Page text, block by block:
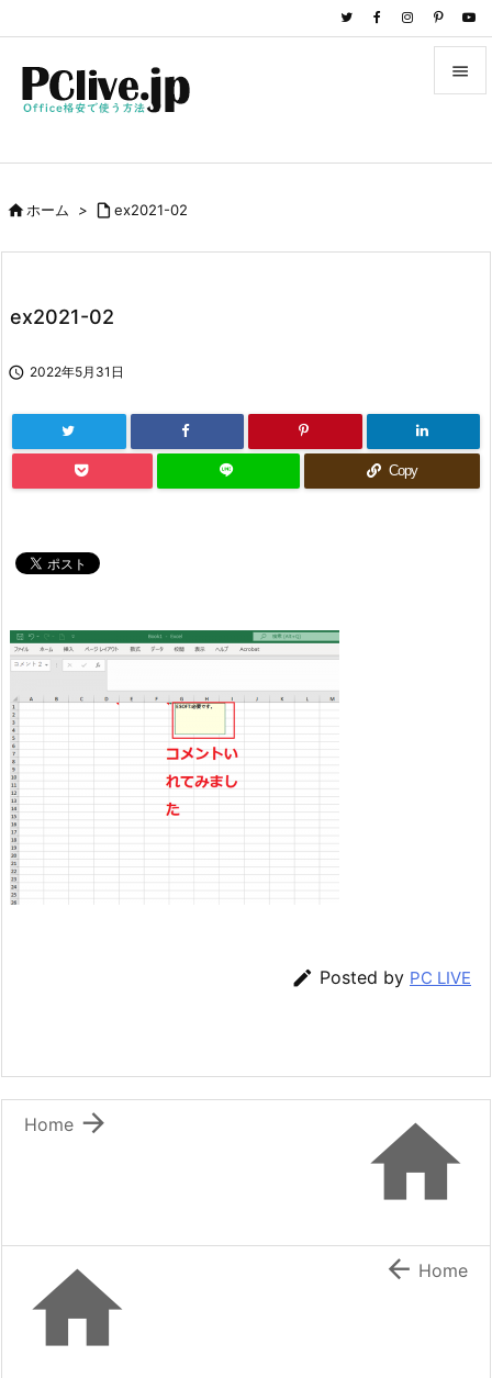

前へ
ホーム >  ex2021-02
ex2021-02
 2022年5月31日
Copy
 Posted by PC LIVE


Home
  Home